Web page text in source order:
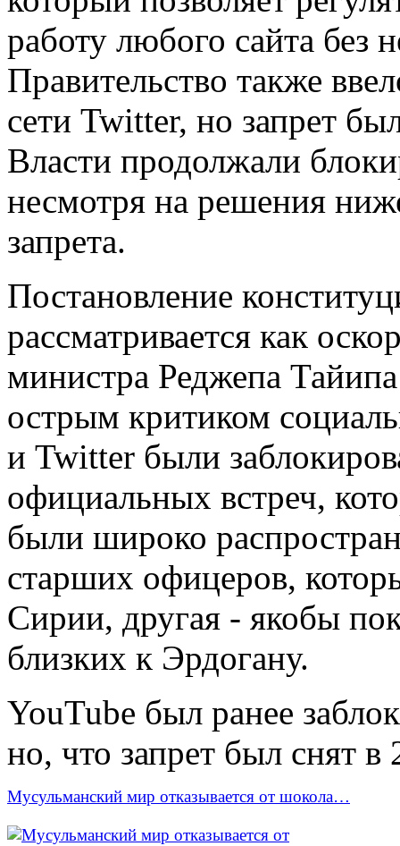
работу любого сайта без
Правительство также
сети Twitter, но запрет
Власти продолжали
несмотря на решения
запрета.
Постановление
рассматривается как
министра Реджепа
острым критиком
и Twitter были
официальных встреч,
были широко
старших офицеров,
Сирии, другая - якобы
близких к Эрдогану.
YouTube был ранее
но, что запрет был снят в
Мусульманский мир отказывается от шокола…